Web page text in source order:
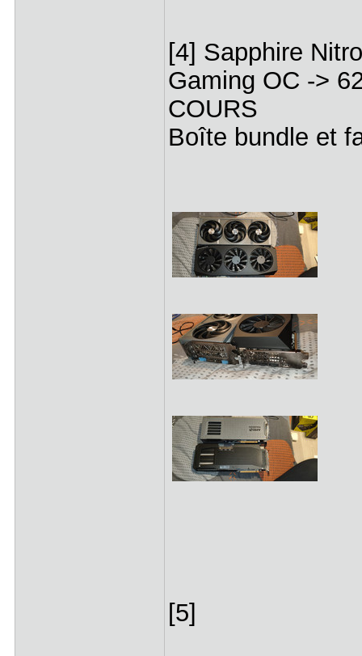
[4] Sapphire
Gaming OC ->
COURS
Boîte bundle et
[5]